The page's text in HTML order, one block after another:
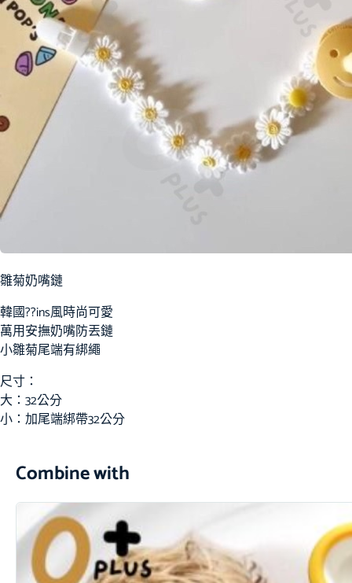
雛菊奶嘴鏈
韓國??ins風時尚可愛
萬用安撫奶嘴防丟鏈
小雛菊尾端有綁繩
尺寸：
大：32公分
小：加尾端綁帶32公分
Combine with